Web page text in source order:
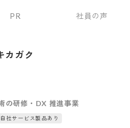
PR 社員の声
カガク
の研修・DX 推進事業
自社サービス製品あり